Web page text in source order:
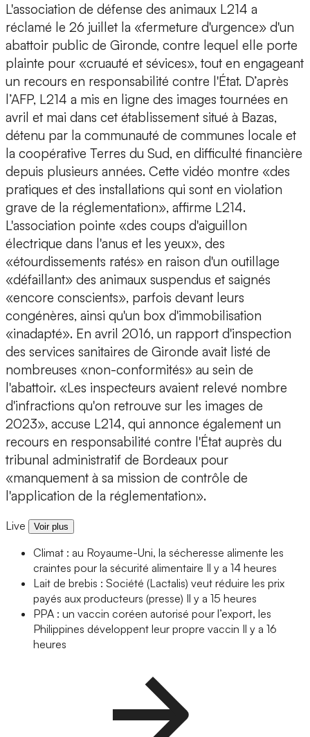
L'association de défense des animaux L214 a
réclamé le 26 juillet la «fermeture d'urgence» d'un
abattoir public de Gironde, contre lequel elle porte
plainte pour «cruauté et sévices», tout en engageant
un recours en responsabilité contre l'État. D’après
l’AFP, L214 a mis en ligne des images tournées en
avril et mai dans cet établissement situé à Bazas,
détenu par la communauté de communes locale et
la coopérative Terres du Sud, en difficulté financière
depuis plusieurs années. Cette vidéo montre «des
pratiques et des installations qui sont en violation
grave de la réglementation», affirme L214.
L'association pointe «des coups d'aiguillon
électrique dans l'anus et les yeux», des
«étourdissements ratés» en raison d'un outillage
«défaillant» des animaux suspendus et saignés
«encore conscients», parfois devant leurs
congénères, ainsi qu'un box d'immobilisation
«inadapté». En avril 2016, un rapport d'inspection
des services sanitaires de Gironde avait listé de
nombreuses «non-conformités» au sein de
l'abattoir. «Les inspecteurs avaient relevé nombre
d'infractions qu'on retrouve sur les images de
2023», accuse L214, qui annonce également un
recours en responsabilité contre l'État auprès du
tribunal administratif de Bordeaux pour
«manquement à sa mission de contrôle de
l'application de la réglementation».
Live Voir plus
Climat : au Royaume-Uni, la sécheresse alimente les
craintes pour la sécurité alimentaire Il y a 14 heures
Lait de brebis : Société (Lactalis) veut réduire les prix
payés aux producteurs (presse) Il y a 15 heures
PPA : un vaccin coréen autorisé pour l’export, les
Philippines développent leur propre vaccin Il y a 16
heures